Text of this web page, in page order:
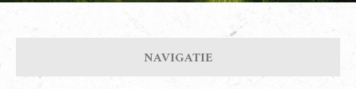
NAVIGATIE